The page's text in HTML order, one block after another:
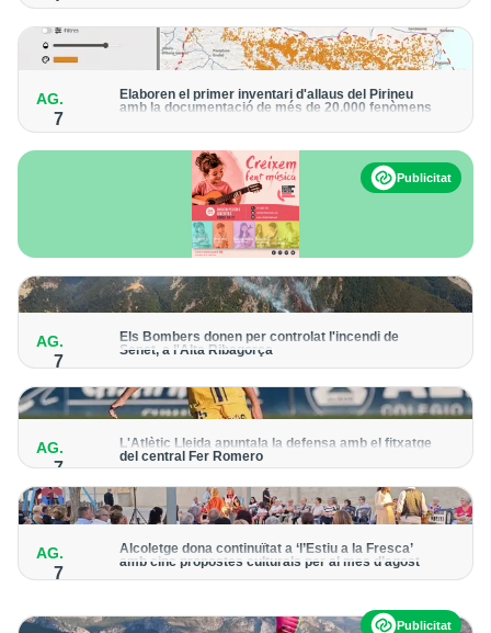
AG.
7
Elaboren el primer inventari d'allaus del Pirineu
amb la documentació de més de 20.000 fenòmens
Publicitat
AG.
7
Els Bombers donen per controlat l'incendi de
Senet, a l'Alta Ribagorça
El cos manté la vigilància de la zona amb drons i mitjans aeris
AG.
7
L'Atlètic Lleida apuntala la defensa amb el fitxatge
del central Fer Romero
AG.
7
Alcoletge dona continuïtat a ‘l’Estiu a la Fresca’
amb cinc propostes culturals per al mes d’agost
Un dels grans protagonistes de la programació serà
Publicitat